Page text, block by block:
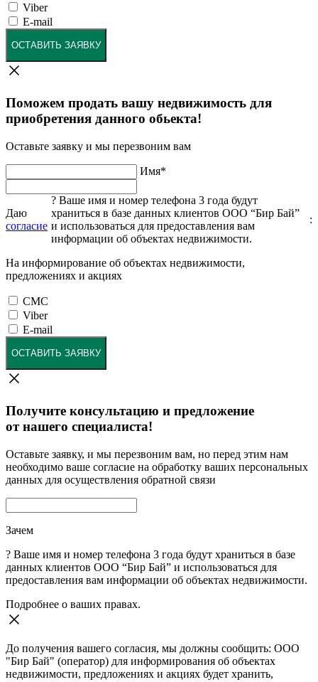
Viber
E-mail
ОСТАВИТЬ ЗАЯВКУ
Поможем продать вашу недвижимость для
приобретения данного обьекта!
Оставьте заявку и мы перезвоним вам
Имя*
Даю
согласие
? Ваше имя и номер телефона 3 года будут
храниться в базе данных клиентов ООО “Бир Бай”
и использоваться для предоставления вам
информации об объектах недвижимости.
:
На информирование об объектах недвижимости,
предложениях и акциях
СМС
Viber
E-mail
ОСТАВИТЬ ЗАЯВКУ
Получите консультацию и предложение
от нашего специалиста!
Оставьте заявку, и мы перезвоним вам, но перед этим нам
необходимо ваше согласие на обработку ваших персональных
данных для осуществления обратной связи
Зачем
? Ваше имя и номер телефона 3 года будут храниться в базе
данных клиентов ООО “Бир Бай” и использоваться для
предоставления вам информации об объектах недвижимости.
Подробнее о ваших правах.
До получения вашего согласия, мы должны сообщить: ООО
"Бир Бай" (оператор) для информирования об объектах
недвижимости, предложениях и акциях будет хранить,